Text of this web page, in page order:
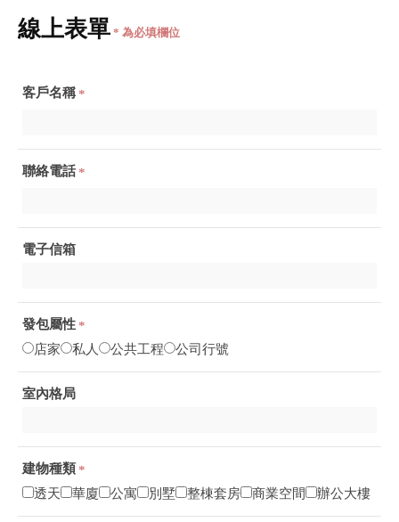
線上表單 * 為必填欄位
*
客戶名稱
*
聯絡電話
電子信箱
*
發包屬性
店家
私人 公共工程 公司行號
室內格局
*
建物種類
透天
華廈 公寓 別墅 整棟套房 商業空間 辦公大樓